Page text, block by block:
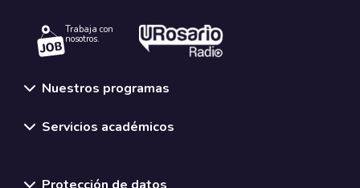
Trabaja con
nosotros.
Nuestros programas
Servicios académicos